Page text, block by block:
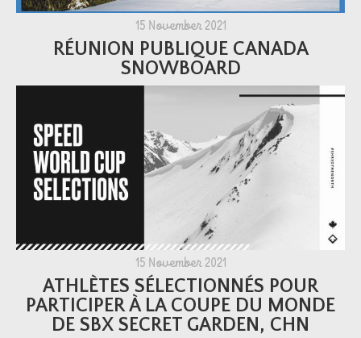
15 November 2021
RÉUNION PUBLIQUE CANADA
SNOWBOARD
15 November 2021
ATHLÈTES SÉLECTIONNÉS POUR
PARTICIPER À LA COUPE DU MONDE
DE SBX SECRET GARDEN, CHN